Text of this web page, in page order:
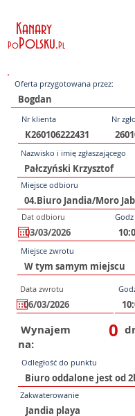
Kanary
PoPolsku.Pl
Oferta przygotowana przez:
Nr klienta Nr
Nazwisko i imię zgłaszającego
Miejsce odbioru
Dat odbioru
Miejsce zwrotu
Data zwrotu
Wynajem
na:
0
Odległość do punktu
Zakwaterowanie